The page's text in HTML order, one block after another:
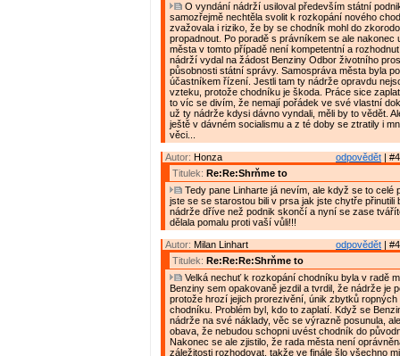
O vyndání nádrží usiloval především státní
samozřejmě nechtěla svolit k rozkopání nového
zvažovala i riziko, že by se chodník mohl do
propadnout. Po poradě s právníkem se ale nakonec
města v tomto případě není kompetentní a
nádrží vydal na žádost Benziny Odbor životního
působnosti státní správy. Samospráva města byla
účastníkem řízení. Jestli tam ty nádrže opravdu
vzteku, protože chodníku je škoda. Práce sice
to víc se divím, že nemají pořádek ve své vlastní
už ty nádrže kdysi dávno vyndali, měli by to vědět.
ještě v dávném socialismu a z té doby se ztratily i
věci...
odpovědět |
Autor: Honza
Titulek: Re:Re:Shrňme to
Tedy pane Linharte já nevím, ale když se to celé
jste se se starostou bili v prsa jak jste chytře přinutili
nádrže dříve než podnik skončí a nyní se zase
dělala pomalu proti vaší vůli!!!
odpovědět |
Autor: Milan Linhart
Titulek: Re:Re:Re:Shrňme to
Velká nechuť k rozkopání chodníku byla v radě
Benziny sem opakovaně jezdil a tvrdil, že nádrže je
protože hrozí jejich prorezivění, únik zbytků ropných
chodníku. Problém byl, kdo to zaplatí. Když se
nádrže na své náklady, věc se výrazně posunula,
obava, že nebudou schopni uvést chodník do
Nakonec se ale zjistilo, že rada města není
záležitosti rozhodovat, takže ve finále šlo všechno